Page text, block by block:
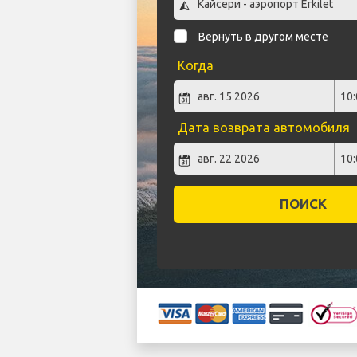
Вернуть в другом месте
Когда
Дата возврата автомобиля
ПОИСК